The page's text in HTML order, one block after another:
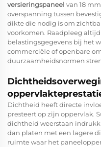
versieringspaneel van 18
overspanning tussen
dikte die nodig is om
voorkomen. Raadpleeg
belastingsgegevens bij het
commerciële of openbare
duurzaamheidsnormen
Dichtheid heeft directe
presteert op zijn oppervlak.
dichtheid weerstaan
dan platen met een lagere
ruimte waar het